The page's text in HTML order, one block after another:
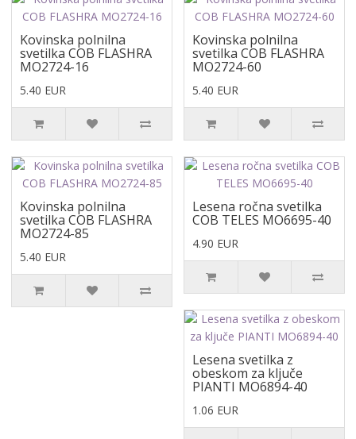
Kovinska polnilna
svetilka COB FLASHRA
MO2724-16
5.40 EUR
Kovinska polnilna
svetilka COB FLASHRA
MO2724-60
5.40 EUR
Kovinska polnilna
svetilka COB FLASHRA
MO2724-85
5.40 EUR
Lesena ročna svetilka
COB TELES MO6695-40
4.90 EUR
Lesena svetilka z
obeskom za ključe
PIANTI MO6894-40
1.06 EUR